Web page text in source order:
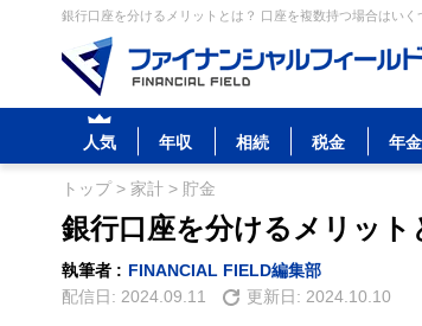
銀行口座を分けるメリットとは？ 口座を複数持つ場合はい
人気 年収 相続 税金 年金
トップ> 家計 > 貯金
銀行口座を分けるメリット
執筆者 : FINANCIAL FIELD編集部
配信日: 2024.09.11 更新日: 2024.10.10